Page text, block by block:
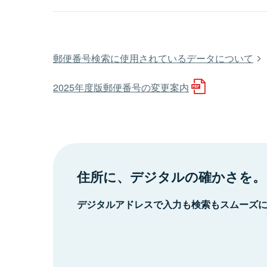
郵便番号検索に使用されているデータについて
2025年度版郵便番号の変更案内
住所に、デジタルの確かさを。
デジタルアドレスで入力も検索もスムーズ